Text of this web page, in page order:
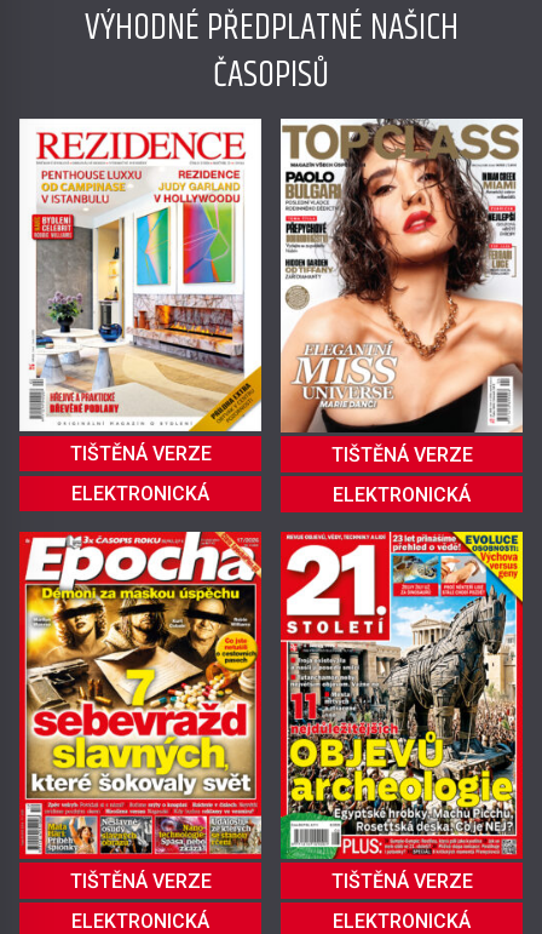
VÝHODNÉ PŘEDPLATNÉ NAŠICH
ČASOPISŮ
TIŠTĚNÁ VERZE
ELEKTRONICKÁ
TIŠTĚNÁ VERZE
ELEKTRONICKÁ
TIŠTĚNÁ VERZE
ELEKTRONICKÁ
TIŠTĚNÁ VERZE
ELEKTRONICKÁ